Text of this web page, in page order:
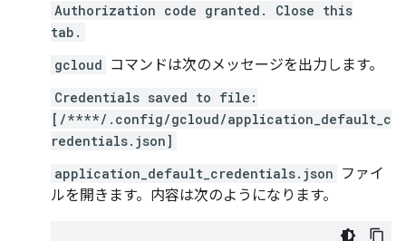
Authorization code granted. Close this
tab.
gcloud コマンドは次のメッセージを出力します。
Credentials saved to file:
[/****/.config/gcloud/application_default_c
redentials.json]
application_default_credentials.json ファイ
ルを開きます。内容は次のようになります。